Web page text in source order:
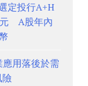
定投行A+H
元 A股年內
用落後於需